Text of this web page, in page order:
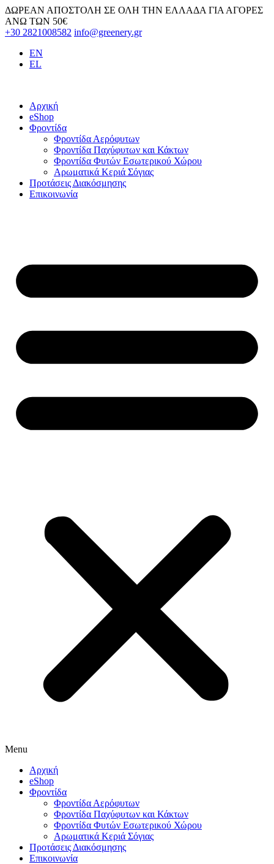
Skip
to
content
ΔΩΡΕΑΝ ΑΠΟΣΤΟΛΗ ΣΕ ΟΛΗ ΤΗΝ ΕΛΛΑΔΑ ΓΙΑ ΑΓΟΡΕΣ
ΑΝΩ ΤΩΝ 50€
+30 2821008582 info@greenery.gr
EN
EL
Αρχική
eShop
Φροντίδα
Φροντίδα Αερόφυτων
Φροντίδα Παχύφυτων και Κάκτων
Φροντίδα Φυτών Εσωτερικού Χώρου
Αρωματικά Κεριά Σόγιας
Προτάσεις Διακόσμησης
Επικοινωνία
Menu
Αρχική
eShop
Φροντίδα
Φροντίδα Αερόφυτων
Φροντίδα Παχύφυτων και Κάκτων
Φροντίδα Φυτών Εσωτερικού Χώρου
Αρωματικά Κεριά Σόγιας
Προτάσεις Διακόσμησης
Επικοινωνία